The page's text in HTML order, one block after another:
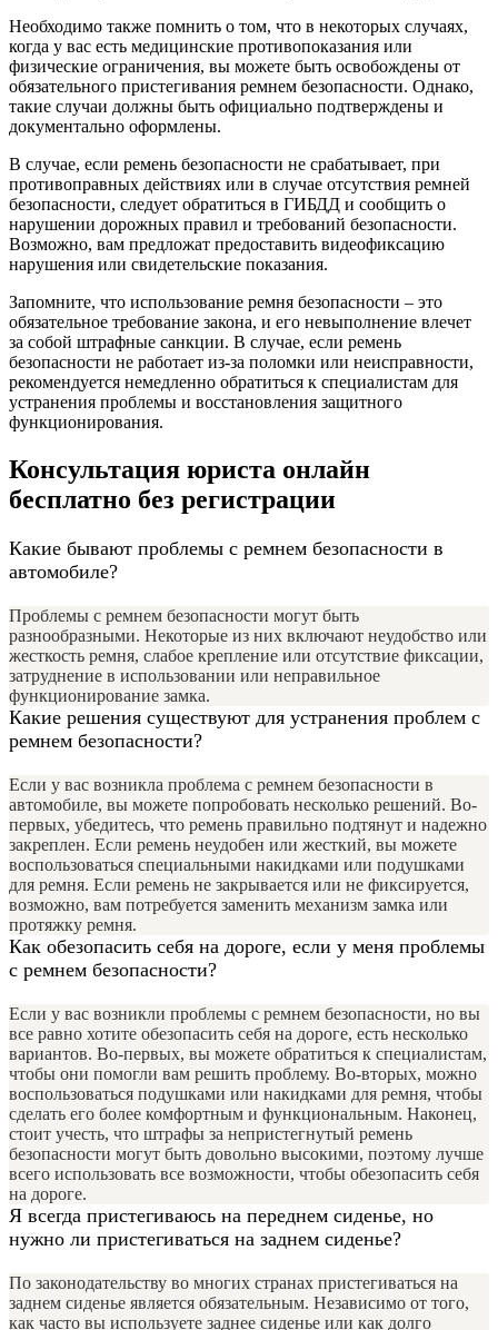
Необходимо также помнить о том, что в некоторых случаях,
когда у вас есть медицинские противопоказания или
физические ограничения, вы можете быть освобождены от
обязательного пристегивания ремнем безопасности. Однако,
такие случаи должны быть официально подтверждены и
документально оформлены.
В случае, если ремень безопасности не срабатывает, при
противоправных действиях или в случае отсутствия ремней
безопасности, следует обратиться в ГИБДД и сообщить о
нарушении дорожных правил и требований безопасности.
Возможно, вам предложат предоставить видеофиксацию
нарушения или свидетельские показания.
Запомните, что использование ремня безопасности – это
обязательное требование закона, и его невыполнение влечет
за собой штрафные санкции. В случае, если ремень
безопасности не работает из-за поломки или неисправности,
рекомендуется немедленно обратиться к специалистам для
устранения проблемы и восстановления защитного
функционирования.
Консультация юриста онлайн
бесплатно без регистрации
Какие бывают проблемы с ремнем безопасности в
автомобиле?
Проблемы с ремнем безопасности могут быть
разнообразными. Некоторые из них включают неудобство или
жесткость ремня, слабое крепление или отсутствие фиксации,
затруднение в использовании или неправильное
функционирование замка.
Какие решения существуют для устранения проблем с
ремнем безопасности?
Если у вас возникла проблема с ремнем безопасности в
автомобиле, вы можете попробовать несколько решений. Во-
первых, убедитесь, что ремень правильно подтянут и надежно
закреплен. Если ремень неудобен или жесткий, вы можете
воспользоваться специальными накидками или подушками
для ремня. Если ремень не закрывается или не фиксируется,
возможно, вам потребуется заменить механизм замка или
протяжку ремня.
Как обезопасить себя на дороге, если у меня проблемы
с ремнем безопасности?
Если у вас возникли проблемы с ремнем безопасности, но вы
все равно хотите обезопасить себя на дороге, есть несколько
вариантов. Во-первых, вы можете обратиться к специалистам,
чтобы они помогли вам решить проблему. Во-вторых, можно
воспользоваться подушками или накидками для ремня, чтобы
сделать его более комфортным и функциональным. Наконец,
стоит учесть, что штрафы за непристегнутый ремень
безопасности могут быть довольно высокими, поэтому лучше
всего использовать все возможности, чтобы обезопасить себя
на дороге.
Я всегда пристегиваюсь на переднем сиденье, но
нужно ли пристегиваться на заднем сиденье?
По законодательству во многих странах пристегиваться на
заднем сиденье является обязательным. Независимо от того,
как часто вы используете заднее сиденье или как долго